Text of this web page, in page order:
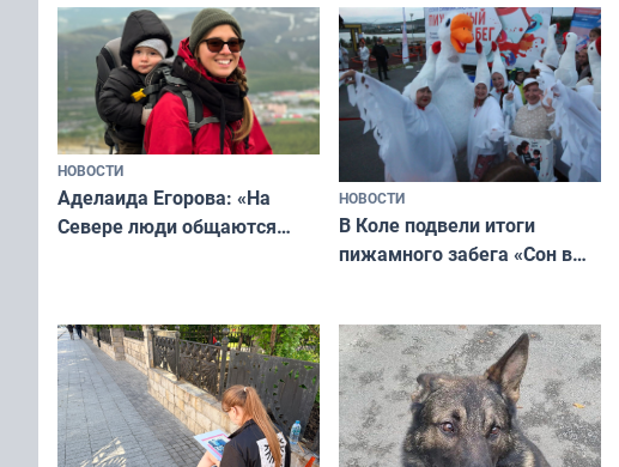
«Мисс и Миссис Великая
Русь»
НОВОСТИ
Аделаида Егорова: «На
Севере люди общаются
НОВОСТИ
В Коле подвели итоги
пижамного забега «Сон в